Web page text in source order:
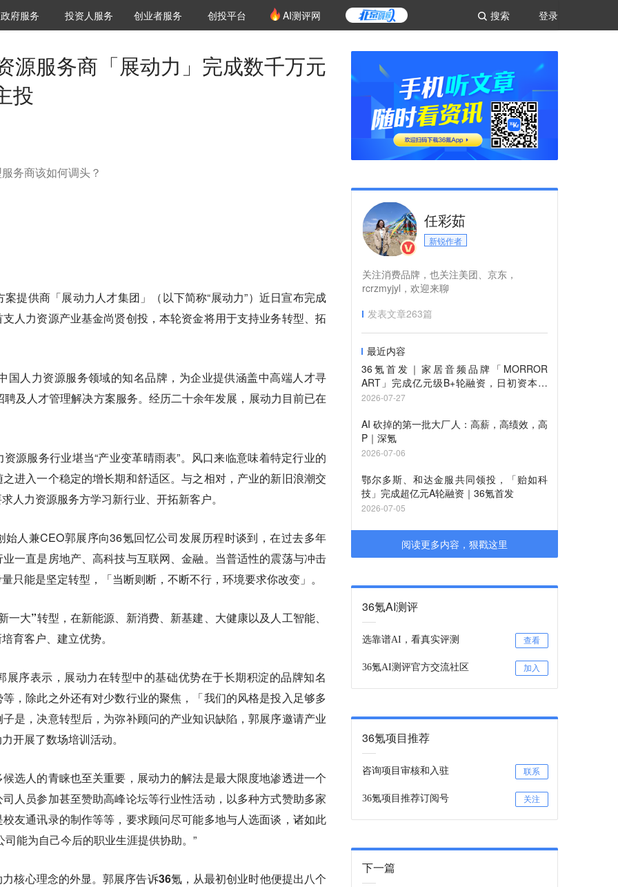
登录
搜索
城市之窗
政府服务 VClub投资机构库
投资机构职位推介
投资人服务 创投氪堂
创业者服务 创投平台 AI测评网
源服务商「展动力」完成数千万元
投
务商该如何调头？
提供商「展动力人才集团」（以下简称“展动力”）近日宣布完成
人力资源产业基金尚贤创投，本轮资金将用于支持业务转型、拓
国人力资源服务领域的知名品牌，为企业提供涵盖中高端人才寻
及人才管理解决方案服务。经历二十余年发展，展动力目前已在
源服务行业堪当“产业变革晴雨表”。风口来临意味着特定行业的
进入一个稳定的增长期和舒适区。与之相对，产业的新旧浪潮交
人力资源服务方学习新行业、开拓新客户。
人兼CEO郭展序向36氪回忆公司发展历程时谈到，在过去多年
一直是房地产、高科技与互联网、金融。当普适性的震荡与冲击
只能是坚定转型，「当断则断，不断不行，环境要求你改变」。
一大”转型，在新能源、新消费、新基建、大健康以及人工智能、
育客户、建立优势。
展序表示，展动力在转型中的基础优势在于长期积淀的品牌知名
，除此之外还有对少数行业的聚焦，「我们的风格是投入足够多
是，决意转型后，为弥补顾问的产业知识缺陷，郭展序邀请产业
开展了数场培训活动。
选人的青睐也至关重要，展动力的解法是最大限度地渗透进一个
人员参加甚至赞助高峰论坛等行业性活动，以多种方式赞助多家
友通讯录的制作等等，要求顾问尽可能多地与人选面谈，诸如此
能为自己今后的职业生涯提供协助。”
核心理念的外显。郭展序告诉36氪，从最初创业时他便提出八个
任彩茹
新锐作者
关注消费品牌，也关注美团、京东，
rcrzmyjyl，欢迎来聊
发表文章263篇
最近内容
36氪首发｜家居音频品牌「MORROR
ART」完成亿元级B+轮融资，日初资本领
投、零一创投跟投
2026-07-27
AI 砍掉的第一批大厂人：高薪，高绩效，高
P｜深氪
2026-07-06
鄂尔多斯、和达金服共同领投，「贻如科
技」完成超亿元A轮融资｜36氪首发
2026-07-05
阅读更多内容，狠戳这里
36氪AI测评
选靠谱AI，看真实评测 查看
36氪AI测评官方交流社区 加入
36氪项目推荐
咨询项目审核和入驻 联系
36氪项目推荐订阅号 关注
下一篇